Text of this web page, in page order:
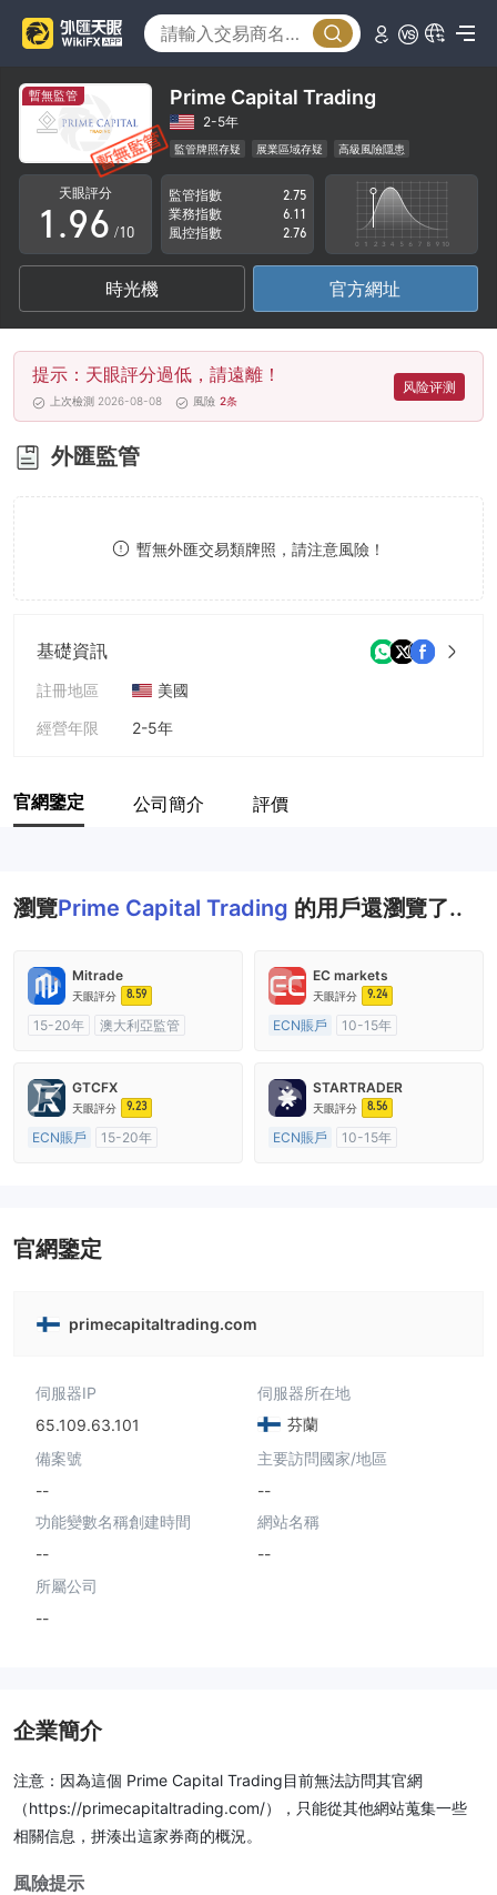
暫無監管 Prime Capital Trading
2-5年
監管牌照存疑 展業區域存疑 高級風險隱患
天眼評分
0
1
2
3
4
5
6
7
.
5
6
7
8
9
2
3
4
5
6
7
8
9
/10
監管指數
2.75
業務指數
6.11
風控指數
2.76
時光機 官方網址
提示：天眼評分過低，請遠離！
上次檢測 2026-08-08 風險 2条
风险评测
外匯監管
暫無外匯交易類牌照，請注意風險！
基礎資訊
註冊地區
美國
經營年限
2-5年
官網鑒定 公司簡介 評價
瀏覽Prime Capital Trading 的用戶還瀏覽了..
Mitrade
天眼評分 8.59
15-20年
澳大利亞監管
EC markets
天眼評分 9.24
ECN賬戶
10-15年
主標MT4
GTCFX
天眼評分 9.23
ECN賬戶
15-20年
STARTRADER
天眼評分 8.56
ECN賬戶
10-15年
官網鑒定
primecapitaltrading.com
伺服器IP
65.109.63.101
伺服器所在地
芬蘭
備案號
--
主要訪問國家/地區
--
功能變數名稱創建時間
--
網站名稱
--
所屬公司
--
企業簡介
注意：因為這個 Prime Capital Trading目前無法訪問其官網
（https://primecapitaltrading.com/），只能從其他網站蒐集一些
相關信息，拼湊出這家券商的概況。
風險提示